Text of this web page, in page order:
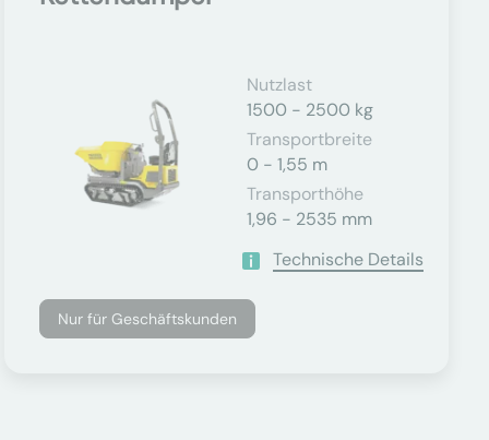
Nutzlast
1500 - 2500 kg
Transportbreite
0 - 1,55 m
Transporthöhe
1,96 - 2535 mm
Technische Details
Nur für Geschäftskunden